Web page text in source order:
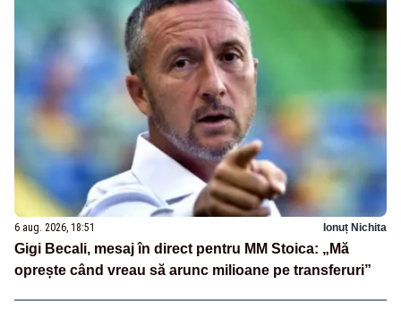
6 aug. 2026, 18:51 Ionuț Nichita
Gigi Becali, mesaj în direct pentru MM Stoica: „Mă
oprește când vreau să arunc milioane pe transferuri”